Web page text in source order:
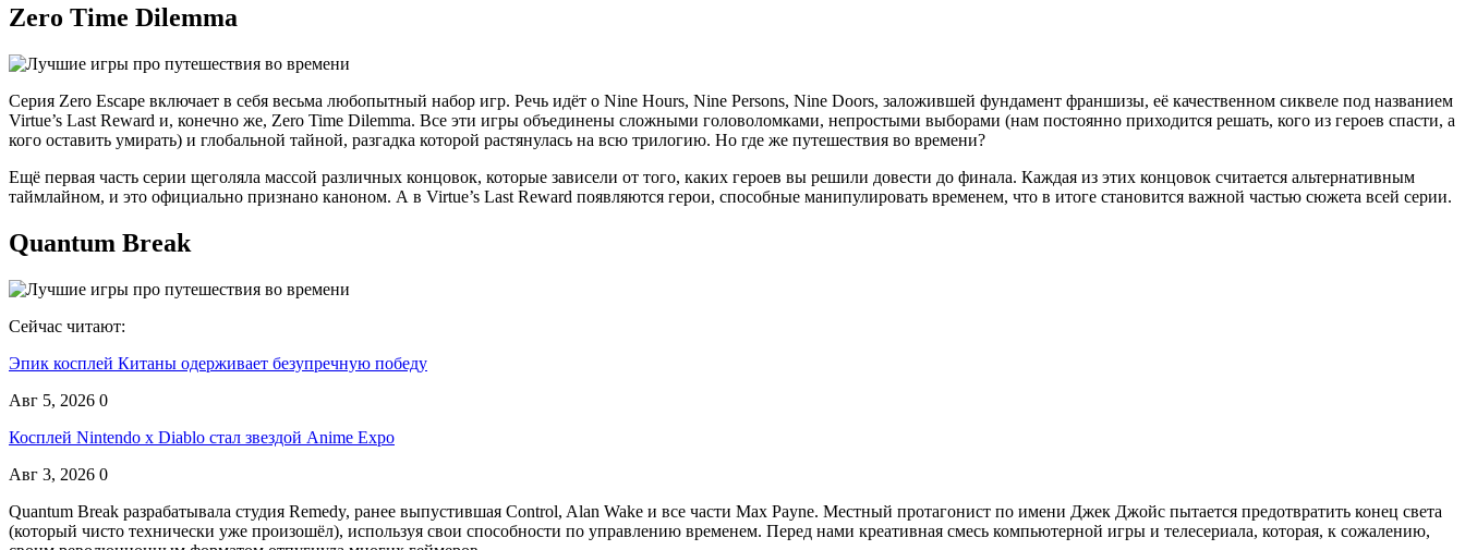
Zero Time Dilemma
Серия Zero Escape включает в себя весьма любопытный набор игр. Речь идёт о Nine Hours, Nine Persons, Nine Doors, заложившей фундамент франшизы, её качественном сиквеле под названием
Virtue’s Last Reward и, конечно же, Zero Time Dilemma. Все эти игры объединены сложными головоломками, непростыми выборами (нам постоянно приходится решать, кого из героев спасти, а
кого оставить умирать) и глобальной тайной, разгадка которой растянулась на всю трилогию. Но где же путешествия во времени?
Ещё первая часть серии щеголяла массой различных концовок, которые зависели от того, каких героев вы решили довести до финала. Каждая из этих концовок считается альтернативным
таймлайном, и это официально признано каноном. А в Virtue’s Last Reward появляются герои, способные манипулировать временем, что в итоге становится важной частью сюжета всей серии.
Quantum Break
Сейчас читают:
Эпик косплей Китаны одерживает безупречную победу
Авг 5, 2026 0
Косплей Nintendo x Diablo стал звездой Anime Expo
Авг 3, 2026 0
Quantum Break разрабатывала студия Remedy, ранее выпустившая Control, Alan Wake и все части Max Payne. Местный протагонист по имени Джек Джойс пытается предотвратить конец света
(который чисто технически уже произошёл), используя свои способности по управлению временем. Перед нами креативная смесь компьютерной игры и телесериала, которая, к сожалению,